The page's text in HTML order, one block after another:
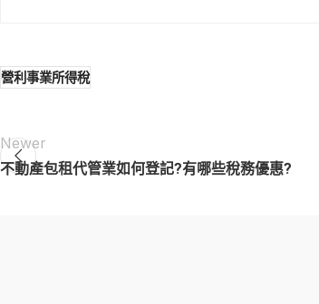
營利事業所得稅
Newer
不動產包租代管業如何登記?有哪些稅務優惠?